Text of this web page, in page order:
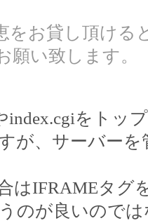
をお貸し頂ける
願い致します。
index.cgiをトッ
が、サーバー
はIFRAMEタグ
のが良いので